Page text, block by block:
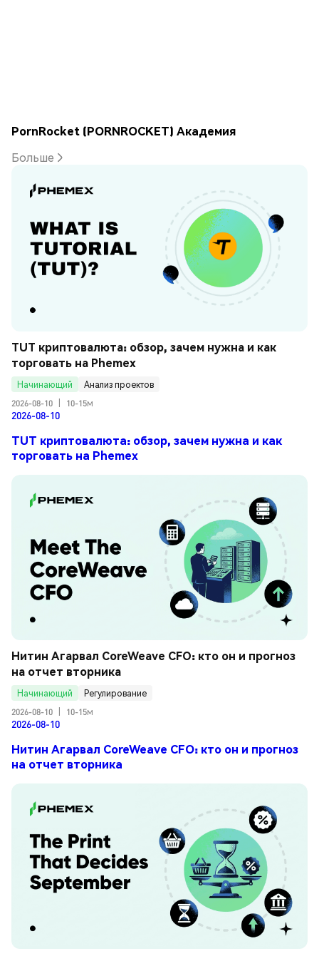
PornRocket (PORNROCKET) Академия
Больше
TUT криптовалюта: обзор, зачем нужна и как
торговать на Phemex
Начинающий
Анализ проектов
2026-08-10
10-15м
2026-08-10
TUT криптовалюта: обзор, зачем нужна и как
торговать на Phemex
Нитин Агарвал CoreWeave CFO: кто он и прогноз
на отчет вторника
Начинающий
Регулирование
2026-08-10
10-15м
2026-08-10
Нитин Агарвал CoreWeave CFO: кто он и прогноз
на отчет вторника